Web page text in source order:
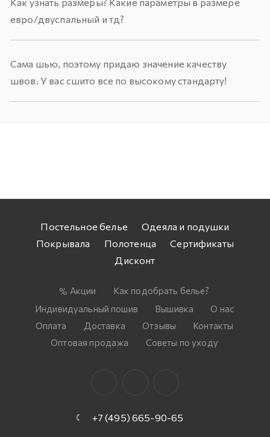
евро/двуспальный и тд?
Сама шью, поэтому придаю значение качеству
швов. У вас сшито все по высокому стандарту!
Постельное белье
Одеяла и подушки
Покрывала
Полотенца
Сертификаты
Дисконт
Акции
Как подобрать белье?
Индивидуальный пошив
Вышивка
О нас
Оплата
Доставка Отзывы
Контакты
Оптовая продажа
Советы по уходу
+7 (495) 665-90-65